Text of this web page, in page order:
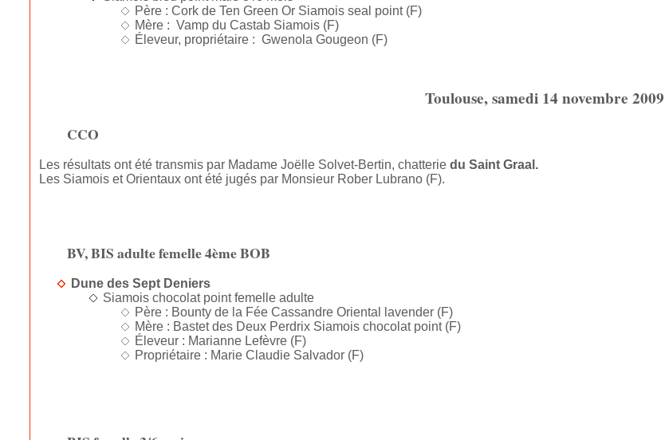
Père : Cork de Ten Green Or Siamois seal point (F)
Mère : Vamp du Castab Siamois (F)
Éleveur, propriétaire : Gwenola Gougeon (F)
Toulouse, samedi 14 novembre 2009
CCO
Les résultats ont été transmis par Madame Joëlle Solvet-Bertin, chatteriedu Saint Graal.
Les Siamois et Orientaux ont été jugés par Monsieur Rober Lubrano (F).
BV, BIS adulte femelle 4ème BOB
Dune des Sept Deniers
Siamois chocolat point femelle adulte
Père : Bounty de la Fée Cassandre Oriental lavender (F)
Mère : Bastet des Deux Perdrix Siamois chocolat point (F)
Éleveur : Marianne Lefèvre (F)
Propriétaire : Marie Claudie Salvador (F)